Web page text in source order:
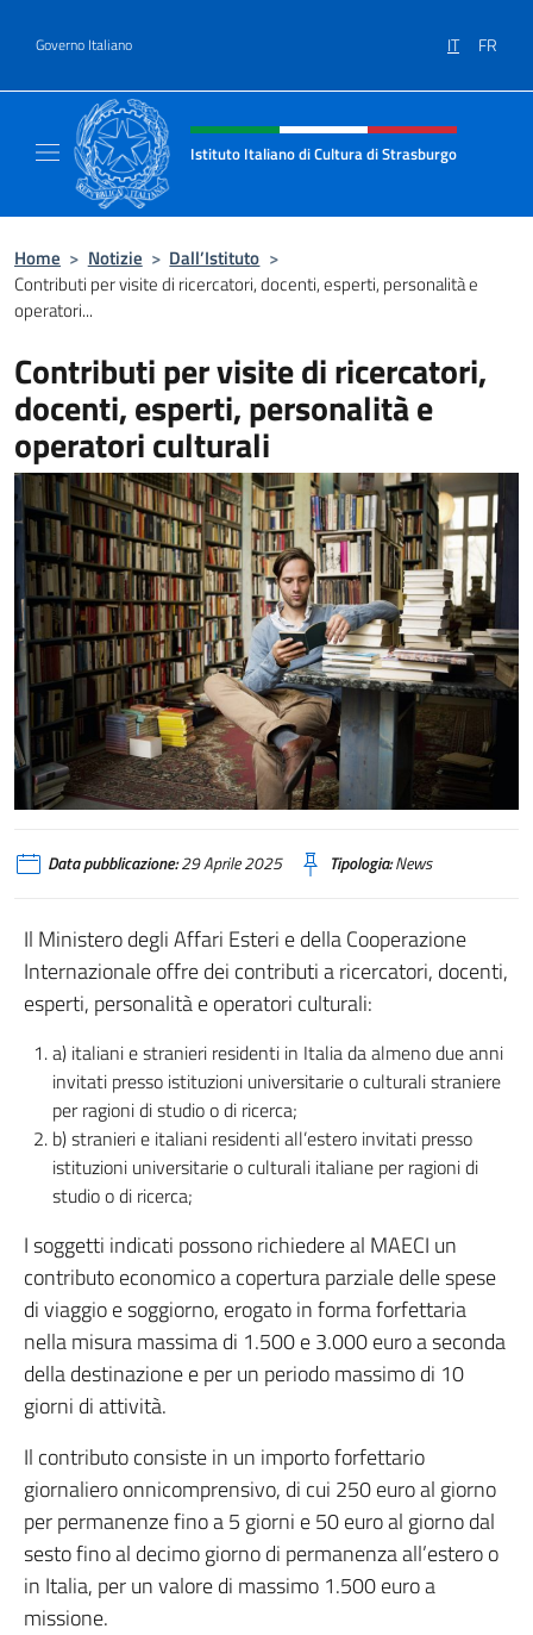
Governo Italiano IT FR
Intestazione sito, social e menù
Istituto Italiano di Cultura di Strasburgo
Home > Notizie > Dall’Istituto >
Contributi per visite di ricercatori, docenti, esperti, personalità e
operatori...
Contributi per visite di ricercatori,
docenti, esperti, personalità e
operatori culturali
Data pubblicazione:29 Aprile 2025 Tipologia:News
Il Ministero degli Affari Esteri e della Cooperazione
Internazionale offre dei contributi a ricercatori, docenti,
esperti, personalità e operatori culturali:
a) italiani e stranieri residenti in Italia da almeno due anni
invitati presso istituzioni universitarie o culturali straniere
per ragioni di studio o di ricerca;
b) stranieri e italiani residenti all’estero invitati presso
istituzioni universitarie o culturali italiane per ragioni di
studio o di ricerca;
I soggetti indicati possono richiedere al MAECI un
contributo economico a copertura parziale delle spese
di viaggio e soggiorno, erogato in forma forfettaria
nella misura massima di 1.500 e 3.000 euro a seconda
della destinazione e per un periodo massimo di 10
giorni di attività.
Il contributo consiste in un importo forfettario
giornaliero onnicomprensivo, di cui 250 euro al giorno
per permanenze fino a 5 giorni e 50 euro al giorno dal
sesto fino al decimo giorno di permanenza all’estero o
in Italia, per un valore di massimo 1.500 euro a
missione.